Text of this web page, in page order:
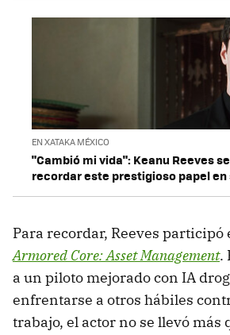
EN XATAKA MÉXICO
"Cambió mi vida": Keanu Reeves
recordar este prestigioso papel
Para recordar, Reeves participó
Armored Core: Asset Management.
a un piloto mejorado con IA
enfrentarse a otros hábiles
trabajo, el actor no se llevó más